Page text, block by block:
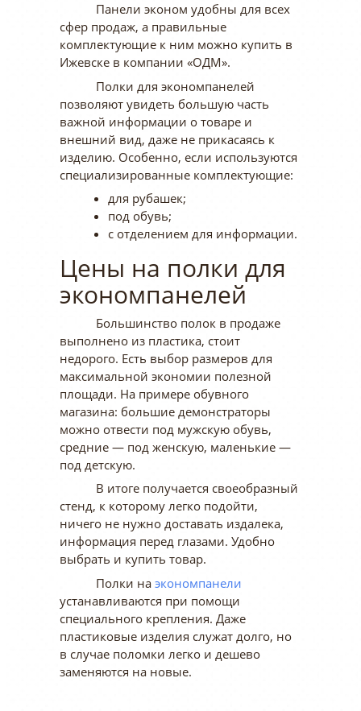
Панели эконом удобны для всех
сфер продаж, а правильные
комплектующие к ним можно купить в
Ижевске в компании «ОДМ».
Полки для экономпанелей
позволяют увидеть большую часть
важной информации о товаре и
внешний вид, даже не прикасаясь к
изделию. Особенно, если используются
специализированные комплектующие:
для рубашек;
под обувь;
с отделением для информации.
Цены на полки для
экономпанелей
Большинство полок в продаже
выполнено из пластика, стоит
недорого. Есть выбор размеров для
максимальной экономии полезной
площади. На примере обувного
магазина: большие демонстраторы
можно отвести под мужскую обувь,
средние — под женскую, маленькие —
под детскую.
В итоге получается своеобразный
стенд, к которому легко подойти,
ничего не нужно доставать издалека,
информация перед глазами. Удобно
выбрать и купить товар.
Полки на экономпанели
устанавливаются при помощи
специального крепления. Даже
пластиковые изделия служат долго, но
в случае поломки легко и дешево
заменяются на новые.